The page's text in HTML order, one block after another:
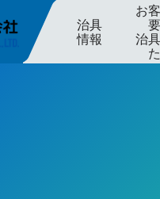
治具
情報
お
治